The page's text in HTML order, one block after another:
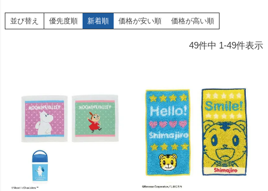
並び替え 優先度順 新着順 価格が安い順 価格が高い順
49件中 1-49件表示